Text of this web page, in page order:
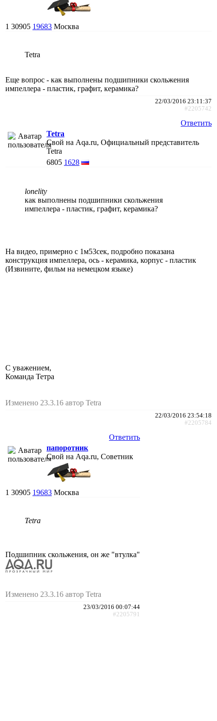
1 30905 19683 Москва
Tetra
Еще вопрос - как выполнены подшипники скольжения
импеллера - пластик, графит, керамика?
22/03/2016 23:11:37
#2205742
Ответить
Tetra
Свой на Aqa.ru, Официальный представитель
Tetra
6805 1628
lonelity
как выполнены подшипники скольжения
импеллера - пластик, графит, керамика?
На видео, примерно с 1м53сек, подробно показана
конструкция импеллера, ось - керамика, корпус - пластик
(Извините, фильм на немецком языке)
C уважением,
Команда Тетра
Изменено 23.3.16 автор Tetra
22/03/2016 23:54:18
#2205784
Ответить
папоротник
Свой на Aqa.ru, Советник
1 30905 19683 Москва
Tetra
Подшипник скольжения, он же "втулка"
Изменено 23.3.16 автор Tetra
23/03/2016 00:07:44
#2205791